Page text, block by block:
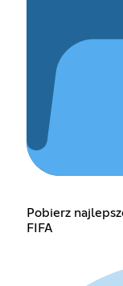
Pobierz
FIFA